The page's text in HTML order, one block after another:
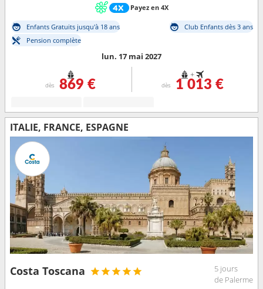
Payez en 4X
Enfants Gratuits jusqu'à 18 ans
Club Enfants dès 3 ans
Pension complète
lun. 17 mai 2027
dès 869 €
+
dès 1 013 €
ITALIE, FRANCE, ESPAGNE
Costa Toscana
5 jours
de Palerme